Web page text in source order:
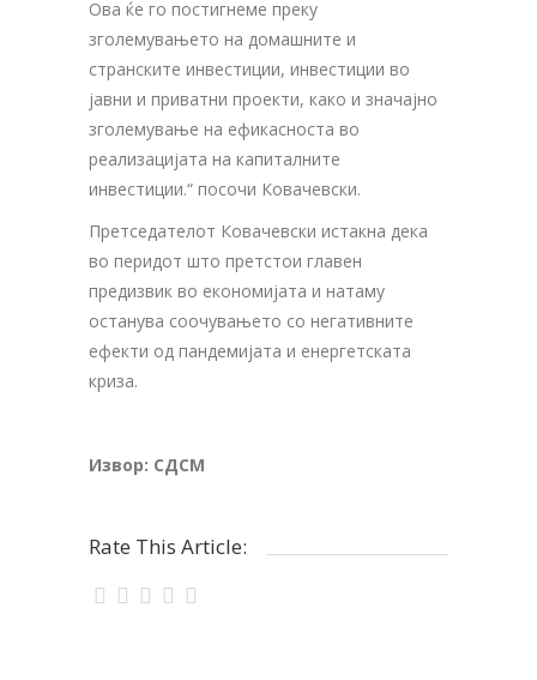
Ова ќе го постигнеме преку
зголемувањето на домашните и
странските инвестиции, инвестиции во
јавни и приватни проекти, како и значајно
зголемување на ефикасноста во
реализацијата на капиталните
инвестиции.“ посочи Ковачевски.
Претседателот Ковачевски истакна дека
во перидот што претстои главен
предизвик во економијата и натаму
останува соочувањето со негативните
ефекти од пандемијата и енергетската
криза.
Извор: СДСМ
Rate This Article: